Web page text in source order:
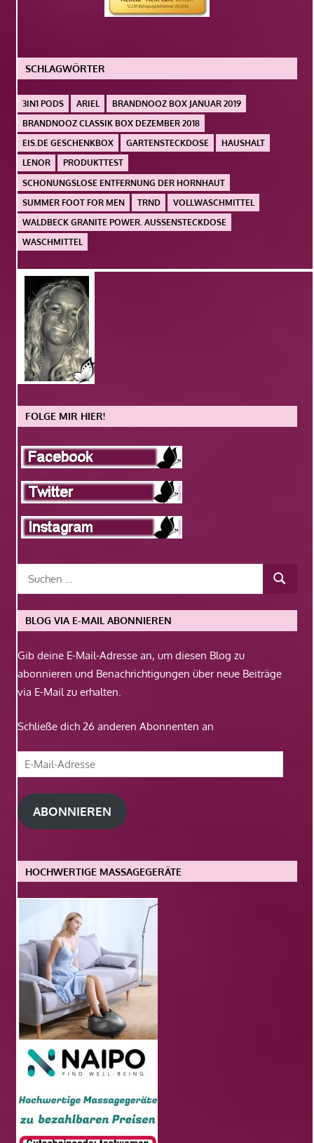
SCHLAGWÖRTER
3IN1 PODS ARIEL
BRANDNOOZ BOX JANUAR 2019
BRANDNOOZ CLASSIK BOX DEZEMBER 2018
EIS.DE GESCHENKBOX
GARTENSTECKDOSE
HAUSHALT
LENOR
PRODUKTTEST
SCHONUNGSLOSE ENTFERNUNG DER HORNHAUT
SUMMER FOOT FOR MEN
TRND
VOLLWASCHMITTEL
WALDBECK GRANITE POWER. AUSSENSTECKDOSE
WASCHMITTEL
FOLGE MIR HIER!
BLOG VIA E-MAIL ABONNIEREN
Gib deine E-Mail-Adresse an, um diesen Blog zu
abonnieren und Benachrichtigungen über neue Beiträge
via E-Mail zu erhalten.
Schließe dich 26 anderen Abonnenten an
E-
Mail-
Adresse
ABONNIEREN
HOCHWERTIGE MASSAGEGERÄTE